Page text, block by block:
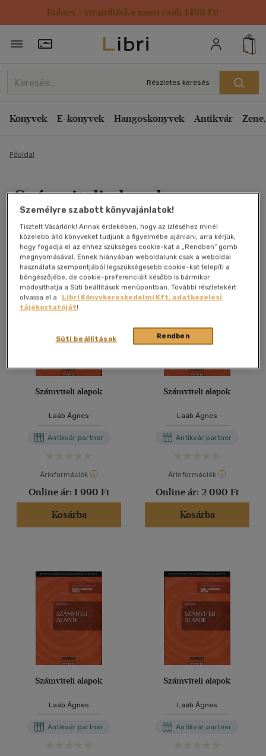
Kulacs / strandtáska most csak 1499 Ft!
Törzsvásárlói Kártya adatai
Részletes keresés
Könyvek E-könyvek Hangoskönyvek Antikvár
Főoldal
Számviteli alapok
Antikvár könyv (4db)
Számviteli alapok
Laáb Ágnes
Antikvár partner
Árinformációk
Online ár: 1 990 Ft
Kosárba
Számviteli alapok
Laáb Ágnes
Antikvár partner
Árinformációk
Online ár: 2 090 Ft
Kosárba
Számviteli alapok
Laáb Ágnes
Antikvár partner
Számviteli alapok
Laáb Ágnes
Antikvár partner
Személyre szabott könyvajánlatok!
Tisztelt Vásárlónk! Annak érdekében, hogy az ízléséhez minél
közelebb álló könyveket tudjunk a figyelmébe ajánlani, arra kérjük,
hogy fogadja el az ehhez szükséges cookie-kat a „Rendben” gomb
megnyomásával. Ennek hiányában weboldalunk csak a weboldal
használata szempontjából legszükségesebb cookie-kat telepíti a
böngészőjébe, de cookie-preferenciáit később is bármikor
módosíthatja a Süti beállítások menüpontban. További részletekért
olvassa el a
Libri Könyvkereskedelmi Kft. adatkezelési
tájékoztatóját!
Rendben
Süti beállítások